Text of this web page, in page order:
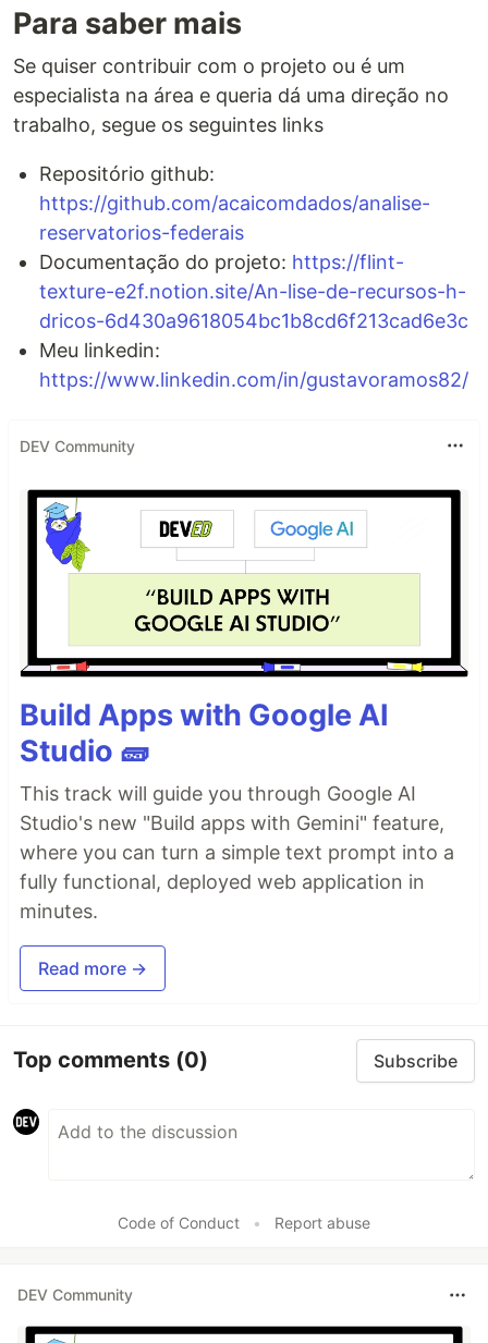
Para saber mais
Se quiser contribuir com o projeto ou é um
especialista na área e queria dá uma direção no
trabalho, segue os seguintes links
Repositório github:
https://github.com/acaicomdados/analise-
reservatorios-federais
Documentação do projeto: https://flint-
texture-e2f.notion.site/An-lise-de-recursos-h-
dricos-6d430a9618054bc1b8cd6f213cad6e3c
Meu linkedin:
https://www.linkedin.com/in/gustavoramos82/
DEV Community
Build Apps with Google AI
Studio 🧱
This track will guide you through Google AI
Studio's new "Build apps with Gemini" feature,
where you can turn a simple text prompt into a
fully functional, deployed web application in
minutes.
Read more →
Top comments (0) Subscribe
Code of Conduct • Report abuse
DEV Community